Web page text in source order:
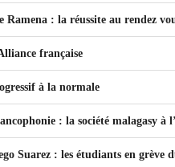
Ramena : la réussite au rendez
française
à la normale
: la société malagasy à
Suarez : les étudiants en grève